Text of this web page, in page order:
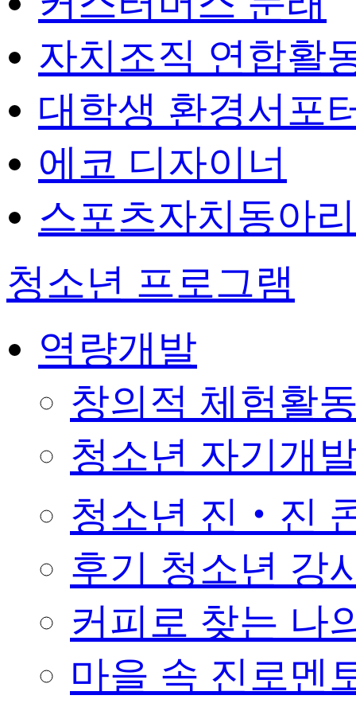
자치조직 연합활
대학생 환경서포
에코 디자이너
스포츠자치동아리
청소년 프로그램
역량개발
창의적 체험활
청소년 자기개
청소년 진‧진
후기 청소년 강
커피로 찾는 나
마을 속 진로멘